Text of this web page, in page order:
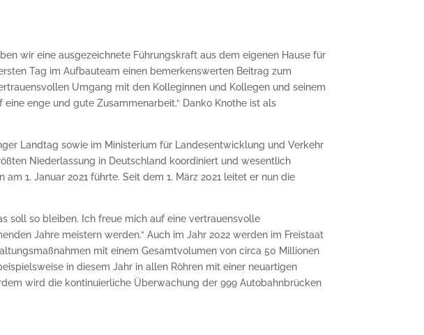
wir eine ausgezeichnete Führungskraft aus dem eigenen Hause für
Tag im Aufbauteam einen bemerkenswerten Beitrag zum
Umgang mit den Kolleginnen und Kollegen und seinem
enge und gute Zusammenarbeit.“ Danko Knothe ist als
Landtag sowie im Ministerium für Landesentwicklung und Verkehr
Niederlassung in Deutschland koordiniert und wesentlich
1. Januar 2021 führte. Seit dem 1. März 2021 leitet er nun die
soll so bleiben. Ich freue mich auf eine vertrauensvolle
Jahre meistern werden.“ Auch im Jahr 2022 werden im Freistaat
mit einem Gesamtvolumen von circa 50 Millionen
in diesem Jahr in allen Röhren mit einer neuartigen
wird die kontinuierliche Überwachung der 999 Autobahnbrücken